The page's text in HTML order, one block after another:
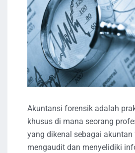
Akuntansi forensik adalah
khusus di mana seorang
yang dikenal sebagai akuntan
mengaudit dan menyelidiki